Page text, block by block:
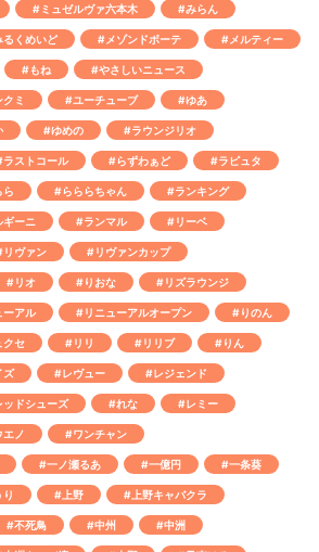
#ミュゼルヴァ六本木 #みらん
るくめいど #メゾンドボーテ #メルティー
#もね #やさしいニュース
ミ #ユーチューブ #ゆあ
#ゆめの #ラウンジリオ
ラストコール #らずわぁど #ラピュタ
ら #らららちゃん #ランキング
ーニ #ランマル #リーベ
リヴァン #リヴァンカップ
#リオ #りおな #リズラウンジ
ーアル #リニューアルオープン #りのん
クセ #リリ #リリブ #りん
ズ #レヴュー #レジェンド
ッドシューズ #れな #レミー
ノ #ワンチャン
#一ノ瀬るあ #一億円 #一条葵
#上野 #上野キャバクラ
#不死鳥 #中州 #中洲